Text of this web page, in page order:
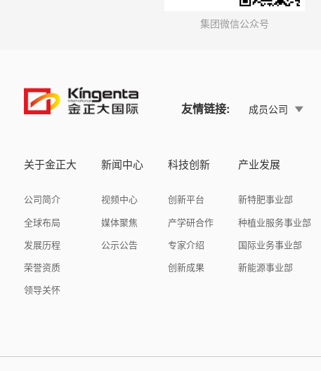
集团微信公众号
友情链接: 成员公司
关于金正大
公司简介
全球布局
发展历程
荣誉资质
领导关怀
新闻中心
视频中心
媒体聚焦
公示公告
科技创新
创新平台
产学研合作
专家介绍
创新成果
产业发展
新特肥事业部
种植业服务事业部
国际业务事业部
新能源事业部